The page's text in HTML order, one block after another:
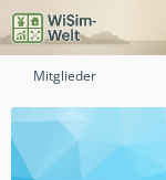
Mitglieder